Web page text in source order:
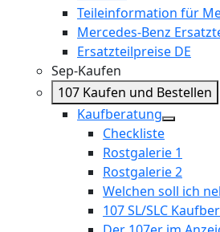
Teileinformation für
Mercedes-Benz
Ersatzteilpreise DE
Sep-Kaufen
107 Kaufen und Bestellen
Kaufberatung
Checkliste
Rostgalerie 1
Rostgalerie 2
Welchen soll ich
107 SL/SLC